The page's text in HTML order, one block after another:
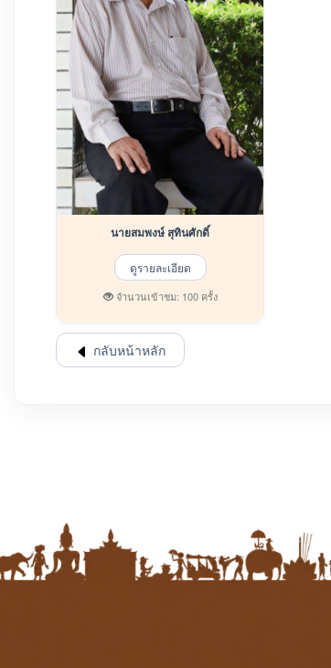
นายสมพงษ์ สุทินศักดิ์
ดูรายละเอียด
จำนวนเข้าชม: 100 ครั้ง
กลับหน้าหลัก